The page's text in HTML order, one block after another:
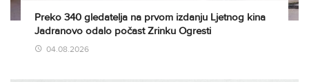
Preko 340 gledatelja na prvom izdanju Ljetnog kina
Jadranovo odalo počast Zrinku Ogresti
04.08.2026